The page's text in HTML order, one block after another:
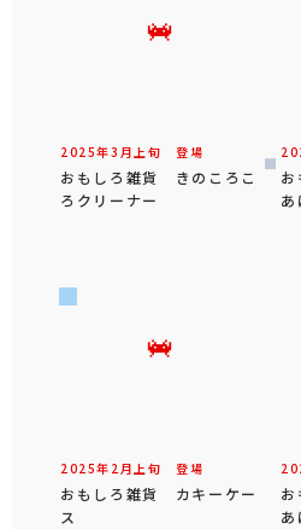
2025年3 月 上旬 登場
おもしろ雑貨 きのころこ
ろクリーナー
2025年 2 月 上旬 登場
おもしろ雑貨 カキーケー
ス